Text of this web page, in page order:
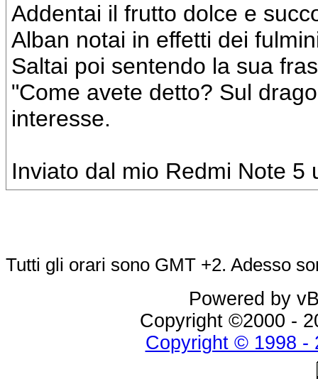
Addentai il frutto dolce e
Alban notai in effetti dei
Saltai poi sentendo la sua
"Come avete detto? Sul
interesse.
Inviato dal mio Redmi Note 5
Tutti gli orari sono GMT +2. Adesso
Powered by
Copyright ©2000 -
Copyright © 1998 -